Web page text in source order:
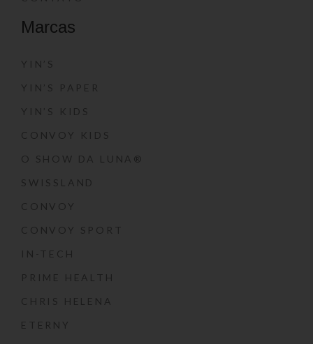
Marcas
YIN’S
YIN’S PAPER
YIN’S KIDS
CONVOY KIDS
O SHOW DA LUNA®
SWISSLAND
CONVOY
CONVOY SPORT
IN-TECH
PRIME HEALTH
CHRIS HELENA
ETERNY